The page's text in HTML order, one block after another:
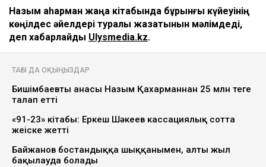
Назым Қаһарман жаңа кітабында бұрынғы күйеуінің
көңілдес әйелдері туралы жазатынын мәлімдеді,
деп хабарлайды Ulysmedia.kz.
ТАҒЫ ДА ОҚЫҢЫЗДАР
Бишімбаевтың анасы Назым Қахарманнан 25 млн теңге
талап етті
«91-23» кітабы: Еркеш Шәкеев кассациялық сотта
жеңіске жетті
Байжанов бостандыққа шыққанымен, алты жыл
бақылауда болады